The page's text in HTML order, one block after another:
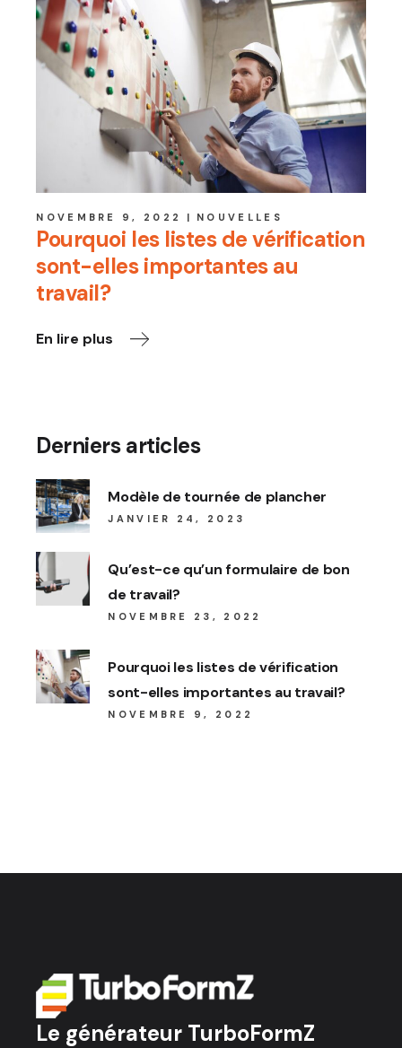
NOVEMBRE 9, 2022 NOUVELLES
Pourquoi les listes de vérification
sont-elles importantes au
travail?
En lire plus
Derniers articles
Modèle de tournée de plancher
JANVIER 24, 2023
Qu’est-ce qu’un formulaire de bon
de travail?
NOVEMBRE 23, 2022
Pourquoi les listes de vérification
sont-elles importantes au travail?
NOVEMBRE 9, 2022
Le générateur TurboFormZ